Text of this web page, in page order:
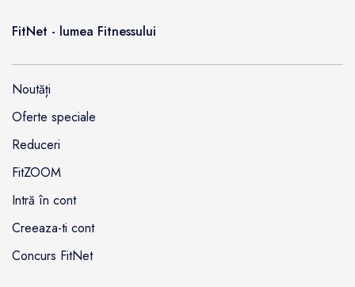
FitNet - lumea Fitnessului
Noutăți
Oferte speciale
Reduceri
FitZOOM
Intră în cont
Creeaza-ti cont
Concurs FitNet